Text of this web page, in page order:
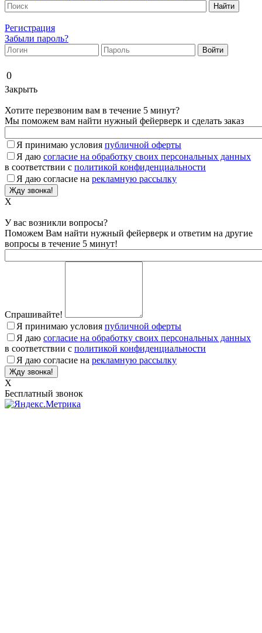
Регистрация
Забыли пароль?
0
Закрыть
Хотите перезвоним вам в течение 5 минут?
Мы поможем вам найти нужный фейерверк и сделать заказ
Я принимаю условия публичной оферты
Я даю согласие на обработку своих персональных данных
в соответствии с политикой конфиденциальности
Я даю согласие на рекламную рассылку
X
У вас возникли вопросы?
Поможем Вам найти нужный фейерверк и ответим на другие
вопросы в течение 5 минут!
Спрашивайте!
Я принимаю условия публичной оферты
Я даю согласие на обработку своих персональных данных
в соответствии с политикой конфиденциальности
Я даю согласие на рекламную рассылку
X
Бесплатный звонок